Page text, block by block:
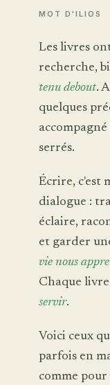
MOT D'ILIOS
Les livres
recherche,
tenu debout.
quelques
accompagné
serrés.
Écrire, c'est
dialogue :
éclaire,
et garder
vie nous
Chaque
servir.
Voici ceux
parfois en
comme pour